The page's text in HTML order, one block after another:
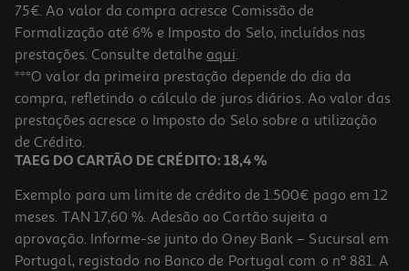
4.4
Areias Auchan 300g
6.63 €/Kg
1,99 €
75€. Ao valor da compra acresce Comissão de
Formalização até 6% e Imposto do Selo, incluídos nas
prestações. Consulte detalhe aqui.
***O valor da primeira prestação depende do dia da
compra, refletindo o cálculo de juros diários. Ao valor das
prestações acresce o Imposto do Selo sobre a utilização
de Crédito.
TAEG DO CARTÃO DE CRÉDITO: 18,4 %
Exemplo para um limite de crédito de 1.500€ pago em 12
meses. TAN 17,60 %. Adesão ao Cartão sujeita a
aprovação. Informe-se junto do Oney Bank – Sucursal em
Portugal, registado no Banco de Portugal com o nº 881. A